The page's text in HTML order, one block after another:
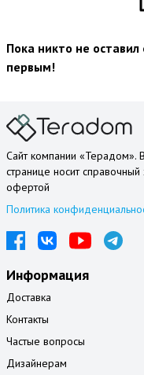
Пока никто не
первым!
Сайт компании «Терадом».
странице носит
офертой
Политика
Информация
Доставка
Контакты
Частые вопросы
Дизайнерам